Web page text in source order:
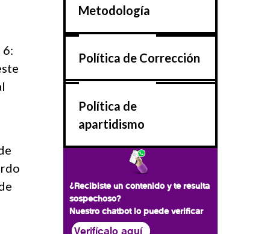
6:
Metodología
Política de Corrección
Política de
apartidismo
¿Recibiste un contenido y te resulta
sospechoso?
Nuestro chatbot lo puede verificar
Verifícalo aquí